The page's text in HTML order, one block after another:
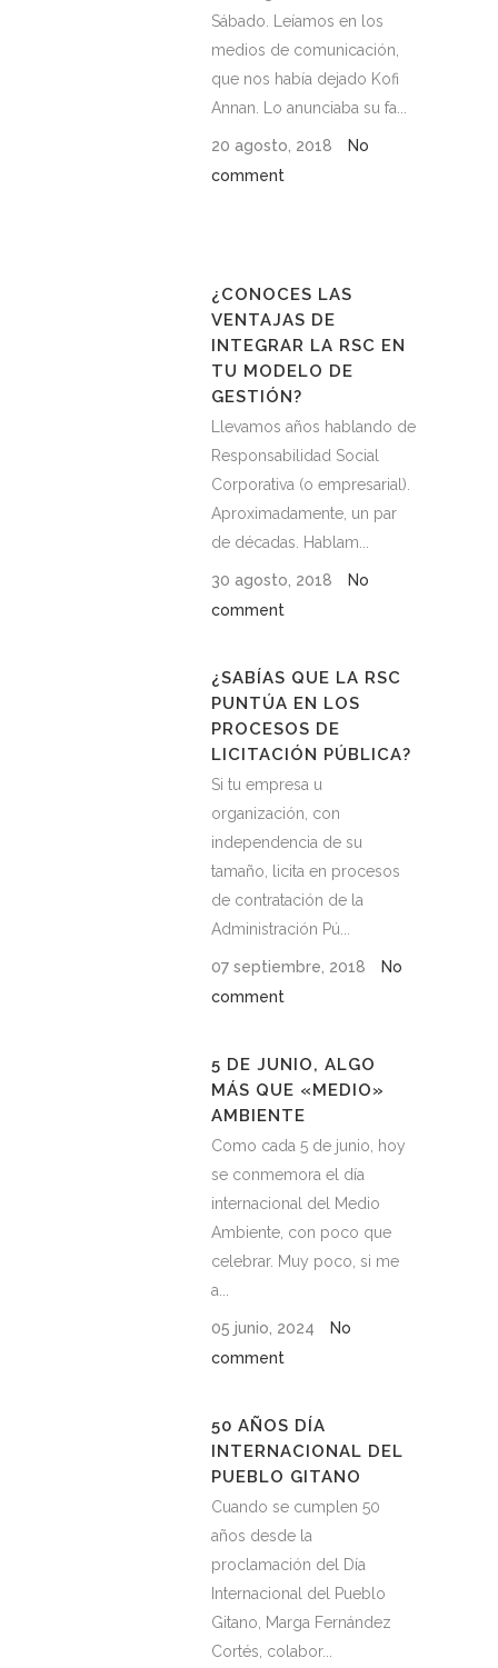
Sábado. Leíamos en los
medios de comunicación,
que nos había dejado Kofi
Annan. Lo anunciaba su fa...
20 agosto, 2018
No
comment
¿CONOCES LAS
VENTAJAS DE
INTEGRAR LA RSC EN
TU MODELO DE
GESTIÓN?
Llevamos años hablando de
Responsabilidad Social
Corporativa (o empresarial).
Aproximadamente, un par
de décadas. Hablam...
30 agosto, 2018
No
comment
¿SABÍAS QUE LA RSC
PUNTÚA EN LOS
PROCESOS DE
LICITACIÓN PÚBLICA?
Si tu empresa u
organización, con
independencia de su
tamaño, licita en procesos
de contratación de la
Administración Pú...
07 septiembre, 2018
No
comment
5 DE JUNIO, ALGO
MÁS QUE «MEDIO»
AMBIENTE
Como cada 5 de junio, hoy
se conmemora el día
internacional del Medio
Ambiente, con poco que
celebrar. Muy poco, si me
a...
05 junio, 2024
No
comment
50 AÑOS DÍA
INTERNACIONAL DEL
PUEBLO GITANO
Cuando se cumplen 50
años desde la
proclamación del Día
Internacional del Pueblo
Gitano, Marga Fernández
Cortés, colabor...